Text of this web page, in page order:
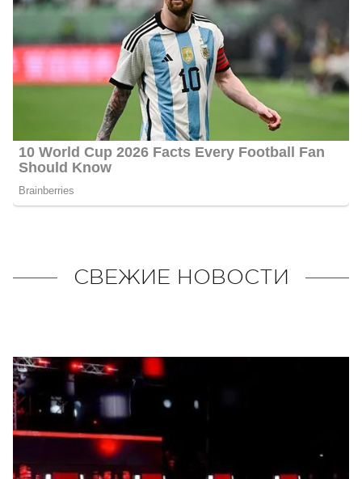
СВЕЖИЕ НОВОСТИ